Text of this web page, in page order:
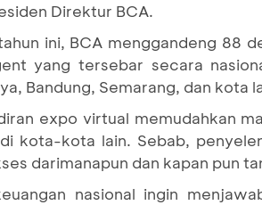
Direktur BCA.
ini, BCA menggandeng
yang tersebar secara
Bandung, Semarang, dan kota
expo virtual memudahkan
kota-kota lain. Sebab,
darimanapun dan kapan pun
nasional ingin